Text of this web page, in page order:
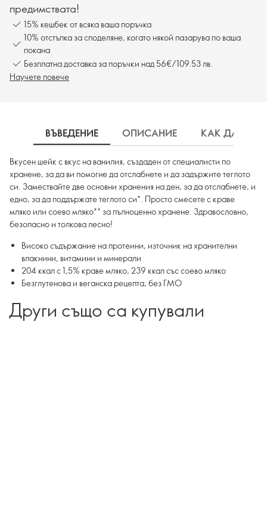
предимствата!
15% кешбек от всяка ваша поръчка
10% отстъпка за споделяне, когато някой пазарува по ваша
покана
Безплатна доставка за поръчки над 56€/109.53 лв.
Научете повече
ВЪВЕДЕНИЕ ОПИСАНИЕ КАК ДА
Вкусен шейк с вкус на ванилия, създаден от специалисти по
хранене, за да ви помогне да отслабнете и да задържите теглото
си. Замествайте две основни хранения на ден, за да отслабнете, и
едно, за да поддържате теглото си*. Просто смесете с краве
мляко или соево мляко** за пълноценно хранене. Здравословно,
безопасно и толкова лесно!
Високо съдържание на протеини, източник на хранителни
влакнини, витамини и минерали
204 ккал с 1,5% краве мляко, 239 ккал със соево мляко
Безглутенова и веганска рецепта, без ГМО
Други също са купували